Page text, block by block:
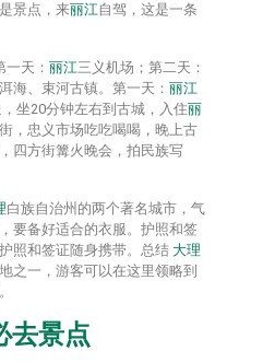
景点，来丽江自驾，这是一条
天： 丽江三义机场；第二天：
海、束河古镇。第一天： 丽江
坐20分钟左右到古城，入住丽
，忠义市场吃吃喝喝，晚上古
四方街篝火晚会，拍民族写
白族自治州的两个著名城市，气
要备好适合的衣服。护照和签
照和签证随身携带。总结 大理
之一，游客可以在这里领略到
去景点